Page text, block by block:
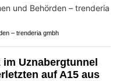
– trenderia gmbh
Uznabergtunnel
auf A15 aus